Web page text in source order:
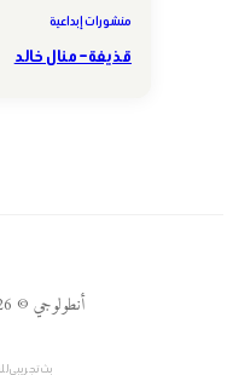
منشورات إبداعية
قذيفة – منال خالد
أنطولوجي © 2026 — بعض الحقوق محفوظة
بث تجريبي